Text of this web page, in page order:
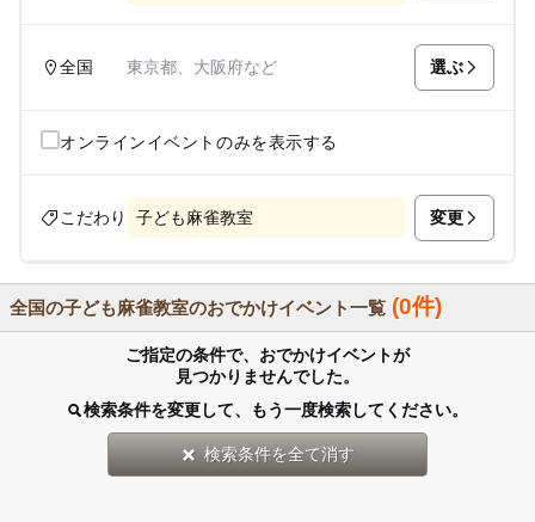
全国 東京都、大阪府など 選ぶ
オンラインイベントのみを表示する
こだわり 子ども麻雀教室 変更
全国の子ども麻雀教室のおでかけイベント一覧 (0件)
ご指定の条件で、おでかけイベントが
見つかりませんでした。
検索条件を変更して、もう一度検索してください。
検索条件を全て消す